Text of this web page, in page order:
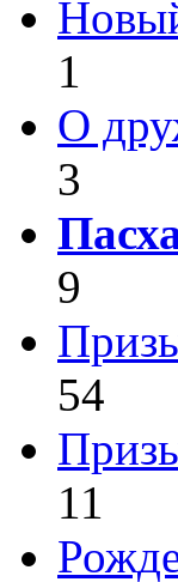
1
О
3
9
54
11